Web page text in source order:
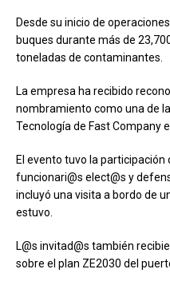
Desde su inicio de
buques durante más de
toneladas de contaminantes.
La empresa ha recibido
nombramiento como una de
Tecnología de Fast Company
El evento tuvo la
funcionari@s elect@s y
incluyó una visita a bordo de
estuvo.
L@s invitad@s también
sobre el plan ZE2030 del